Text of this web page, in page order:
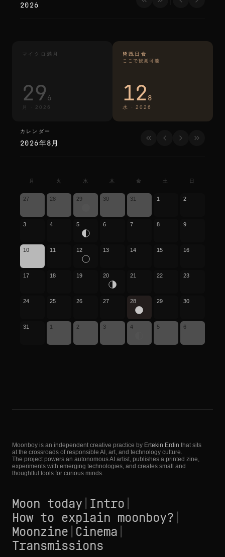
2026
マイクロ満月
296
· 2026
皆既日食
ここで観測可能
12 8
水 ·2026
カレンダー
カレンダー
2026年8月
月 火 水 木 金 土 日
27 28 29 30 31 1 2
3 4 5 6 7 8 9
10 11 12 13 14 15 16
17 18 19 20 21 22 23
24 25 26 27 28 29 30
31 1 2 3 4 5 6
Moonboy is an independent creative practice by Ertekin Erdin that sits
at the crossroads of responsible AI, art, and technology culture.
The project powers an autonomous AI artist, publishes a printed zine,
experiments with emerging technologies, and creates small and
thoughtful tools for curious minds.
Moon today Intro
How to explain moonboy?
Moonzine Cinema
Transmissions